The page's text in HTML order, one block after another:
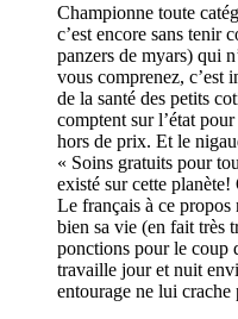
Championne toute
c’est encore sans tenir
panzers de myars) qui
vous comprenez, c’est
de la santé des petits
comptent sur l’état
hors de prix. Et le
« Soins gratuits pour
existé sur cette
Le français à ce propos
bien sa vie (en fait très
ponctions pour le coup
travaille jour et nuit
entourage ne lui crache